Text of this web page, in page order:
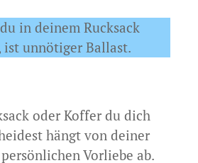
in deinem Rucksack
unnötiger Ballast.
oder Koffer du dich
hängt von deiner
Vorliebe ab.